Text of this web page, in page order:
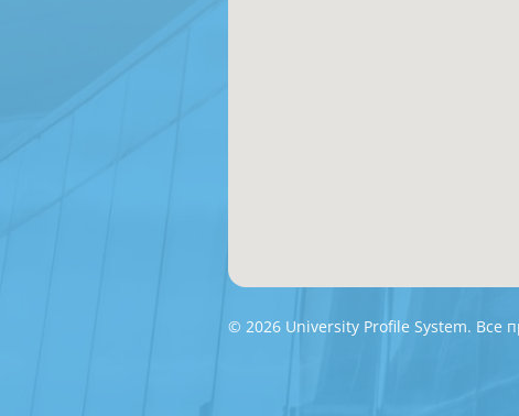
© 2026 University Profile System. Все